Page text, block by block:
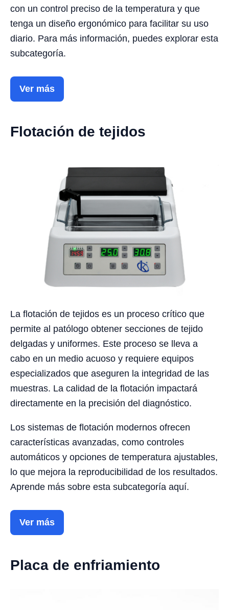
con un control preciso de la temperatura y que
tenga un diseño ergonómico para facilitar su uso
diario. Para más información, puedes explorar esta
subcategoría.
Ver más
Flotación de tejidos
La flotación de tejidos es un proceso crítico que
permite al patólogo obtener secciones de tejido
delgadas y uniformes. Este proceso se lleva a
cabo en un medio acuoso y requiere equipos
especializados que aseguren la integridad de las
muestras. La calidad de la flotación impactará
directamente en la precisión del diagnóstico.
Los sistemas de flotación modernos ofrecen
características avanzadas, como controles
automáticos y opciones de temperatura ajustables,
lo que mejora la reproducibilidad de los resultados.
Aprende más sobre esta subcategoría aquí.
Ver más
Placa de enfriamiento